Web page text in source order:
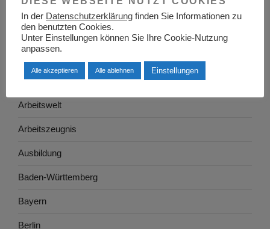
Arbeitgeber
Arbeitsplatzsuche
Arbeitsrecht
Arbeitswelt
Arbeitszeugnis
Ausbildung
Baden-Württemberg
Bayern
Berlin
In der Datenschutzerklärung finden Sie Informationen zu
den benutzten Cookies.
Unter Einstellungen können Sie Ihre Cookie-Nutzung
anpassen.
Alle akzeptieren Alle ablehnen Einstellungen